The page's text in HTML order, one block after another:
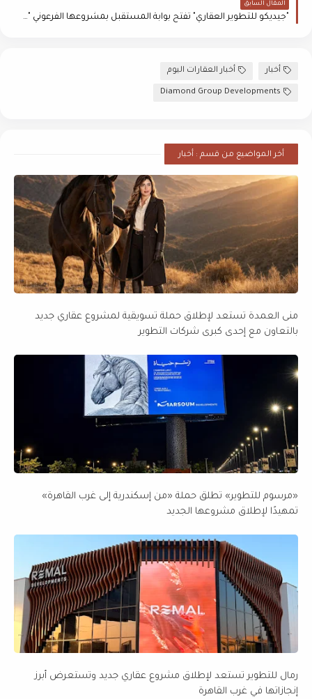
المقال السابق
"جيديكو للتطوير العقاري" تفتح بوابة المستقبل بمشروعها الفرعوني "نيبو" في العاصمة الإدارية وتستعد لضخ استثمارات جديدة تتجاوز 5 مليارات جنيه
أخبار أخبار العقارات اليوم
Diamond Group Developments
أخر المواضيع من قسم : أخبار
منى العمدة تستعد لإطلاق حملة تسويقية لمشروع عقاري جديد
بالتعاون مع إحدى كبرى شركات التطوير
«مرسوم للتطوير» تطلق حملة «من إسكندرية إلى غرب القاهرة»
تمهيدًا لإطلاق مشروعها الجديد
رمال للتطوير تستعد لإطلاق مشروع عقاري جديد وتستعرض أبرز
إنجازاتها في غرب القاهرة